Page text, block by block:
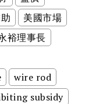
美國市場
裕理事長
wire rod
subsidy